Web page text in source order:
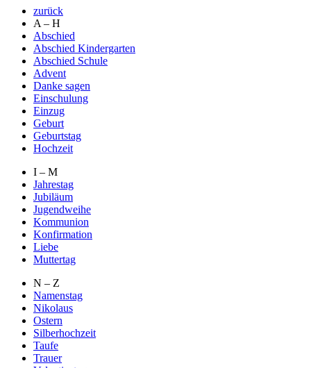
zurück
A – H
Abschied
Abschied Kindergarten
Abschied Schule
Advent
Danke sagen
Einschulung
Einzug
Geburt
Geburtstag
Hochzeit
I – M
Jahrestag
Jubiläum
Jugendweihe
Kommunion
Konfirmation
Liebe
Muttertag
N – Z
Namenstag
Nikolaus
Ostern
Silberhochzeit
Taufe
Trauer